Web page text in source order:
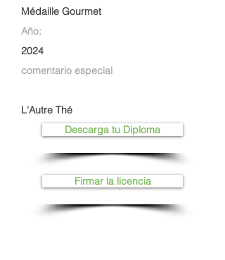
Médaille Gourmet
Año:
2024
comentario especial
L'Autre Thé
Descarga tu Diploma
Firmar la licencia